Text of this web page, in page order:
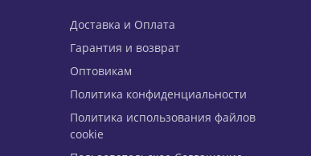
Доставка и Оплата
Гарантия и возврат
Оптовикам
Политика конфиденциальности
Политика использования файлов
cookie